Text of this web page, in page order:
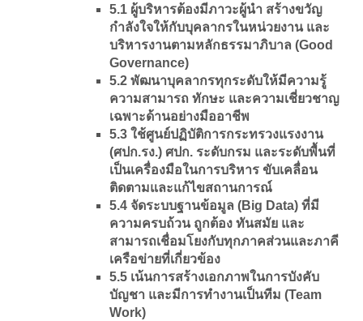
5.1 ผู้บริหารต้องมีภาวะผู้นำ สร้างขวัญ
กำลังใจให้กับบุคลากรในหน่วยงาน และ
บริหารงานตามหลักธรรมาภิบาล (Good
Governance)
5.2 พัฒนาบุคลากรทุกระดับให้มีความรู้
ความสามารถ ทักษะ และความเชี่ยวชาญ
เฉพาะด้านอย่างมืออาชีพ
5.3 ใช้ศูนย์ปฏิบัติการกระทรวงแรงงาน
(ศปก.รง.) ศปก. ระดับกรม และระดับพื้นที่
เป็นเครื่องมือในการบริหาร ขับเคลื่อน
ติดตามและแก้ไขสถานการณ์
5.4 จัดระบบฐานข้อมูล (Big Data) ที่มี
ความครบถ้วน ถูกต้อง ทันสมัย และ
สามารถเชื่อมโยงกับทุกภาคส่วนและภาคี
เครือข่ายที่เกี่ยวข้อง
5.5 เน้นการสร้างเอกภาพในการบังคับ
บัญชา และมีการทำงานเป็นทีม (Team
Work)